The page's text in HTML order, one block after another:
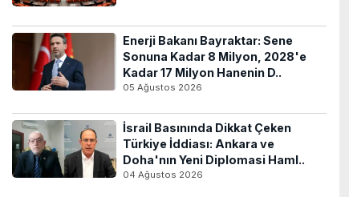
Enerji Bakanı Bayraktar: Sene
Sonuna Kadar 8 Milyon, 2028'e
Kadar 17 Milyon Hanenin D..
05 Ağustos 2026
İsrail Basınında Dikkat Çeken
Türkiye İddiası: Ankara ve
Doha'nın Yeni Diplomasi Haml..
04 Ağustos 2026